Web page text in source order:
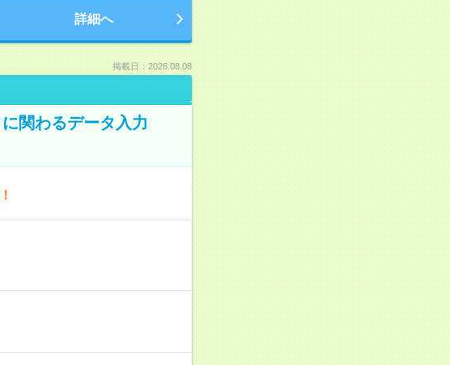
詳細へ
掲載日：2026.08.08
関わるデータ入力